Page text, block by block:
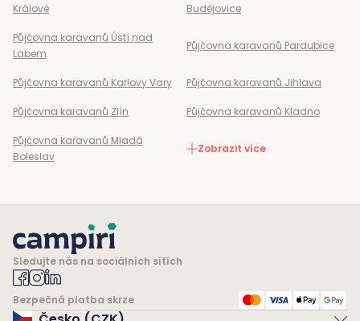
Králové
Budějovice
Půjčovna karavanů Ústí nad
Labem
Půjčovna karavanů Pardubice
Půjčovna karavanů Karlovy Vary Půjčovna karavanů Jihlava
Půjčovna karavanů Zlín Půjčovna karavanů Kladno
Půjčovna karavanů Mladá
Boleslav
Zobrazit více
Sledujte nás na sociálních sítích
Bezpečná platba skrze